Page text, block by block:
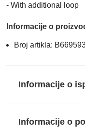
- With additional loop
Informacije o
Broj artikla:
Informacije o
Informacije o